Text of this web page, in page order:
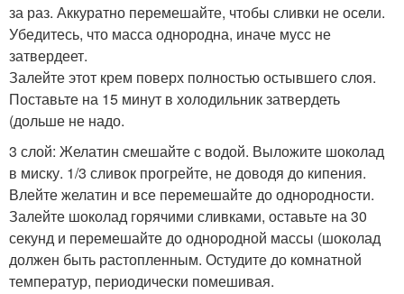
за раз. Аккуратно перемешайте, чтобы сливки не осели.
Убедитесь, что масса однородна, иначе мусс не
затвердеет.
Залейте этот крем поверх полностью остывшего слоя.
Поставьте на 15 минут в холодильник затвердеть
(дольше не надо.
3 слой: Желатин смешайте с водой. Выложите шоколад
в миску. 1/3 сливок прогрейте, не доводя до кипения.
Влейте желатин и все перемешайте до однородности.
Залейте шоколад горячими сливками, оставьте на 30
секунд и перемешайте до однородной массы (шоколад
должен быть растопленным. Остудите до комнатной
температур, периодически помешивая.